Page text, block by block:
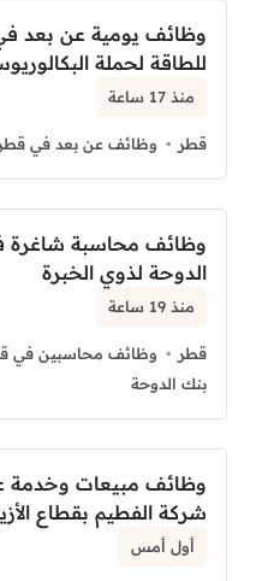
وظائف يومية عن بعد
للطاقة لحملة
منذ 17 ساعة
قطر وظائف عن بعد في قطر
وظائف محاسبة شاغرة
الدوحة لذوي الخبرة
منذ 19 ساعة
قطر
وظائف محاسبين في
بنك الدوحة
وظائف مبيعات وخدمة
شركة الفطيم بقطاع
أول أمس